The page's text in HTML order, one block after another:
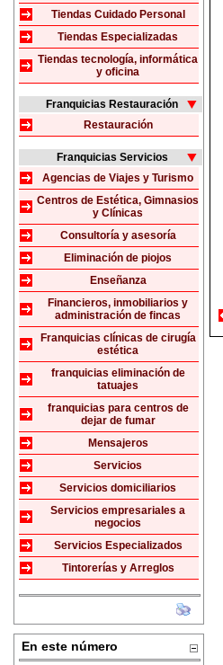
Tiendas Cuidado Personal
Tiendas Especializadas
Tiendas tecnología, informática
y oficina
Franquicias Restauración
Restauración
Franquicias Servicios
Agencias de Viajes y Turismo
Centros de Estética, Gimnasios
y Clínicas
Consultoría y asesoría
Eliminación de piojos
Enseñanza
Financieros, inmobiliarios y
administración de fincas
Franquicias clínicas de cirugía
estética
franquicias eliminación de
tatuajes
franquicias para centros de
dejar de fumar
Mensajeros
Servicios
Servicios domiciliarios
Servicios empresariales a
negocios
Servicios Especializados
Tintorerías y Arreglos
En este número